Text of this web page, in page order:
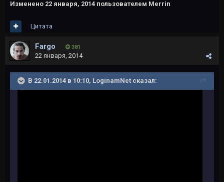
Изменено 22 января, 2014 пользователем Merrin
Цитата
Fargo 381
22 января, 2014
В 22.01.2014 в 10:10, LoginamNet сказал: